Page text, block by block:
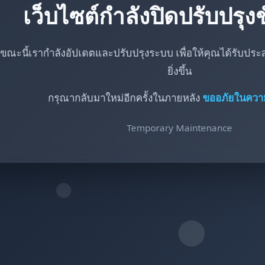
เว็บไซต์กำลังปิดปรับปรุ
ขณะนี้เรากำลังอัปเดตและปรับปรุงระบบ เพื่อให้คุณได้รับปร
ยิ่งขึ้น
กรุณากลับมาใหม่อีกครั้งในภายหลัง ขออภัยในคว
Temporary Maintenance